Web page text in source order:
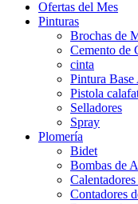
Ofertas del Mes
Pinturas
Brochas de
Cemento de
cinta
Pintura Base
Pistola
Selladores
Spray
Plomería
Bidet
Bombas de
Contadores